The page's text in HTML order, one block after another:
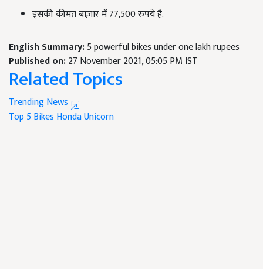
इसकी कीमत बाज़ार में 77,500 रुपये है.
English Summary:5 powerful bikes under one lakh rupees
Published on:27 November 2021, 05:05 PM IST
Related Topics
Trending News
Top 5 Bikes Honda Unicorn